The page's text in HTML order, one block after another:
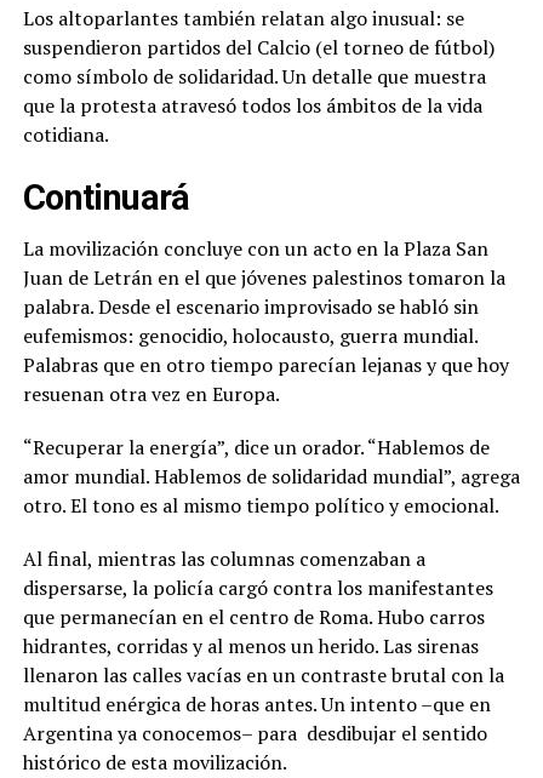
Los altoparlantes también relatan algo inusual: se
suspendieron partidos del Calcio (el torneo de fútbol)
como símbolo de solidaridad. Un detalle que muestra
que la protesta atravesó todos los ámbitos de la vida
cotidiana.
Continuará
La movilización concluye con un acto en la Plaza San
Juan de Letrán en el que jóvenes palestinos tomaron la
palabra. Desde el escenario improvisado se habló sin
eufemismos: genocidio, holocausto, guerra mundial.
Palabras que en otro tiempo parecían lejanas y que hoy
resuenan otra vez en Europa.
“Recuperar la energía”, dice un orador. “Hablemos de
amor mundial. Hablemos de solidaridad mundial”, agrega
otro. El tono es al mismo tiempo político y emocional.
Al final, mientras las columnas comenzaban a
dispersarse, la policía cargó contra los manifestantes
que permanecían en el centro de Roma. Hubo carros
hidrantes, corridas y al menos un herido. Las sirenas
llenaron las calles vacías en un contraste brutal con la
multitud enérgica de horas antes. Un intento –que en
Argentina ya conocemos– para desdibujar el sentido
histórico de esta movilización.